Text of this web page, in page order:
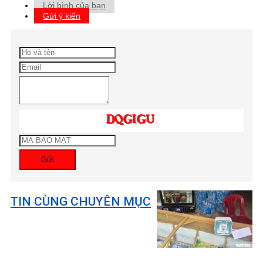
Lời bình của bạn
Gửi ý kiến
Gửi
TIN CÙNG CHUYÊN MỤC